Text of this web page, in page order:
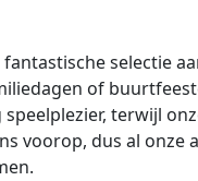
selectie
of
terwijl
voorop, dus al onze